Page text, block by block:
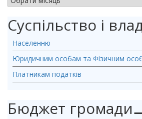
Суспільство і
Населенню
Юридичним особам та Фізичним
Платникам податків
Бюджет громади